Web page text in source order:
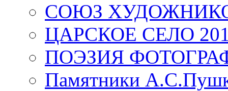
СОЮЗ
ЦАРСКОЕ СЕЛО
ПОЭЗИЯ
Памятники